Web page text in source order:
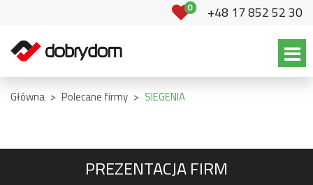
0 +48 17 852 52 30
Główna > Polecane firmy > SIEGENIA
PREZENTACJA FIRM